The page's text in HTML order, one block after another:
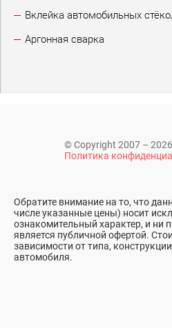
Вклейка автомобильных
Аргонная сварка
© Copyright 2007 –
Политика
Обратите внимание на то, что
числе указанные цены) носит
ознакомительный характер, и ни
является публичной офертой.
зависимости от типа,
автомобиля.